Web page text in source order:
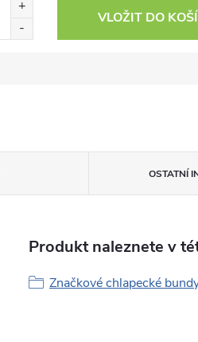
VLOŽIT DO
OSTATNÍ
Produkt naleznete v
Značkové chlapecké